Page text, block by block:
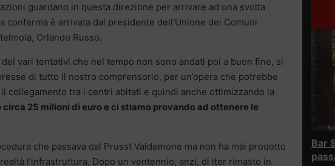
guardano in questa direzione per arrivare ad una svolta
conferma è arrivata dal presidente dell’Unione dei Comuni
Orlando Russo.
vari tentativi che nel tempo non sono andati poi a buon fine, si
di tutto il nostro comprensorio, per un’opera che potrebbe
collegamento tra i centri abitati e quindi anche ottimizzando la
circa 25 milioni di euro e ci stiamo provando ad ottenere le
che passava dal Prusst Valdemone ma non ha mai prodotto
l’infrastruttura. Dopo un ventennio, anzi, di iter rimasto in
Bar